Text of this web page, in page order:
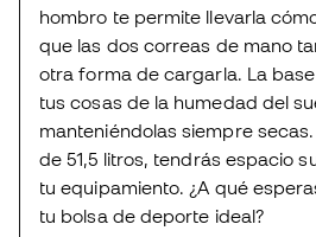
hombro te permite llevarla
que las dos correas de mano
otra forma de cargarla. La
tus cosas de la humedad del
manteniéndolas siempre
de 51,5 litros, tendrás espacio
tu equipamiento. ¿A qué
tu bolsa de deporte ideal?